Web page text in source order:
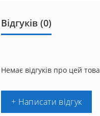
Відгуків (0)
Немає відгуків про цей
+ Написати відгук